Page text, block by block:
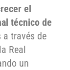
el
técnico de
través de
Real
un